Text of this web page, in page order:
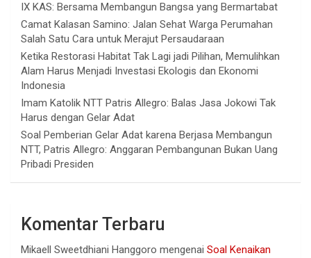
IX KAS: Bersama Membangun Bangsa yang Bermartabat
Camat Kalasan Samino: Jalan Sehat Warga Perumahan
Salah Satu Cara untuk Merajut Persaudaraan
Ketika Restorasi Habitat Tak Lagi jadi Pilihan, Memulihkan
Alam Harus Menjadi Investasi Ekologis dan Ekonomi
Indonesia
Imam Katolik NTT Patris Allegro: Balas Jasa Jokowi Tak
Harus dengan Gelar Adat
Soal Pemberian Gelar Adat karena Berjasa Membangun
NTT, Patris Allegro: Anggaran Pembangunan Bukan Uang
Pribadi Presiden
Komentar Terbaru
Mikaell Sweetdhiani Hanggoro mengenai Soal Kenaikan